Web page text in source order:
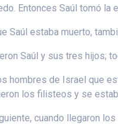
Entonces Saúl tomó la
Saúl estaba muerto,
Saúl y sus tres hijos;
hombres de Israel que
los filisteos y se
cuando llegaron